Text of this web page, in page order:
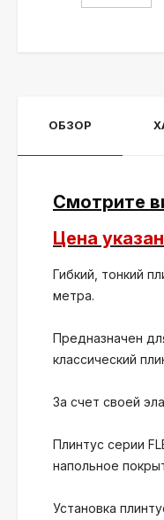
ОБЗОР
Смотрите
Цена
Гибкий, тонкий
метра.
Предназначен
классический
За счет своей
Плинтус серии
напольное
Установка